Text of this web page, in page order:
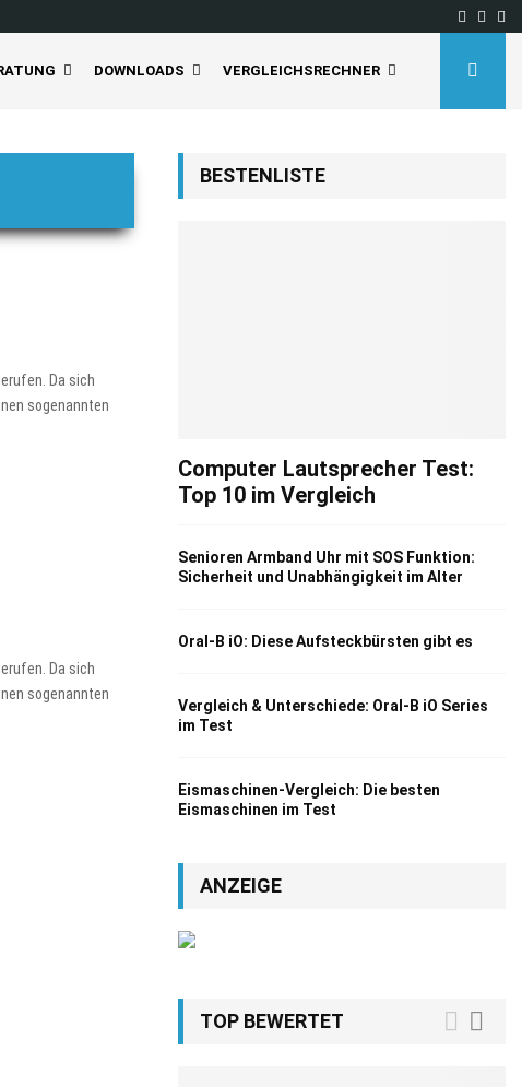
DOWNLOADS VERGLEICHSRECHNER
Da sich
sogenannten
Da sich
sogenannten
BESTENLISTE
Computer Lautsprecher Test:
Top 10 im Vergleich
Senioren Armband Uhr mit SOS Funktion:
Sicherheit und Unabhängigkeit im Alter
Oral-B iO: Diese Aufsteckbürsten gibt es
Vergleich & Unterschiede: Oral-B iO Series
im Test
Eismaschinen-Vergleich: Die besten
Eismaschinen im Test
ANZEIGE
TOP BEWERTET